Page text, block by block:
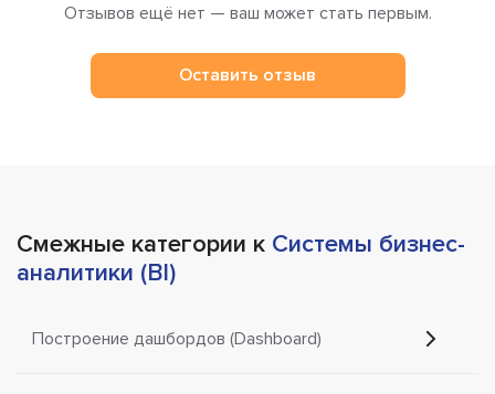
Отзывов ещё нет — ваш может стать первым.
Оставить отзыв
Смежные категории к Системы бизнес-
аналитики (BI)
Построение дашбордов (Dashboard)